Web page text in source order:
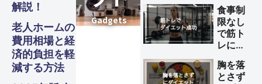
解説！
老人ホームの
費用相場と経
済的負担を軽
減する方法
い理由
の伝え
方と円
満退職
のため
のポイ
食事制
限なし
で筋ト
レによ
エット
を成功
胸を落
とさず